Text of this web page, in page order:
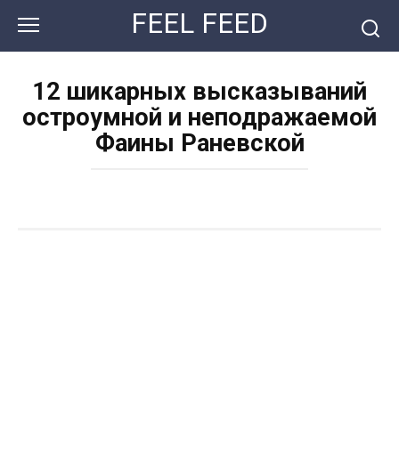
контенту
FEEL FEED
12 шикарных высказываний
остроумной и неподражаемой
Фаины Раневской